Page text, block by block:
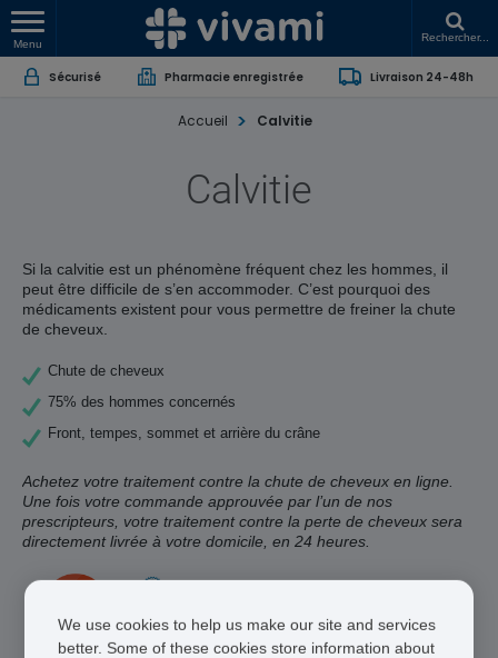
Menu
Rechercher...
Sécurisé Pharmacie enregistrée Livraison 24-48h
Accueil Calvitie
Calvitie
Si la calvitie est un phénomène fréquent chez les hommes, il
peut être difficile de s’en accommoder. C’est pourquoi des
médicaments existent pour vous permettre de freiner la chute
de cheveux.
Chute de cheveux
75% des hommes concernés
Front, tempes, sommet et arrière du crâne
Achetez votre traitement contre la chute de cheveux en ligne.
Une fois votre commande approuvée par l’un de nos
prescripteurs, votre traitement contre la perte de cheveux sera
directement livrée à votre domicile, en 24 heures.
Livraison 48 heures
We use cookies to help us make our site and services
better. Some of these cookies store information about